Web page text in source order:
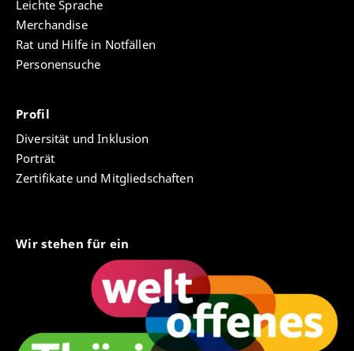
Leichte Sprache
Merchandise
Rat und Hilfe in Notfällen
Personensuche
Profil
Diversität und Inklusion
Porträt
Zertifikate und Mitgliedschaften
Wir stehen für ein